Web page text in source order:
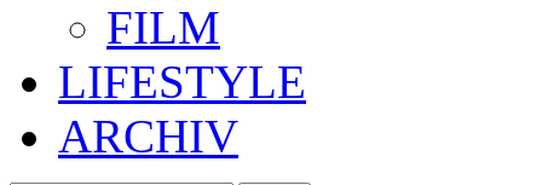
FILM
LIFESTYLE
ARCHIV